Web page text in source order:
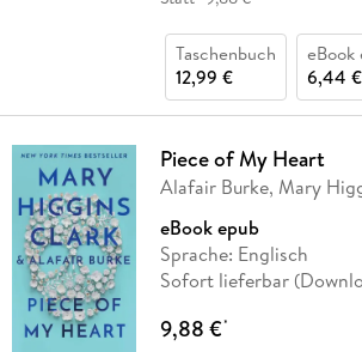
Taschenbuch
12,99 €
eBook
6,44 €
Piece of My Heart
Alafair Burke, Mary
eBook epub
Sprache: Englisch
Sofort lieferbar
9,88 €*